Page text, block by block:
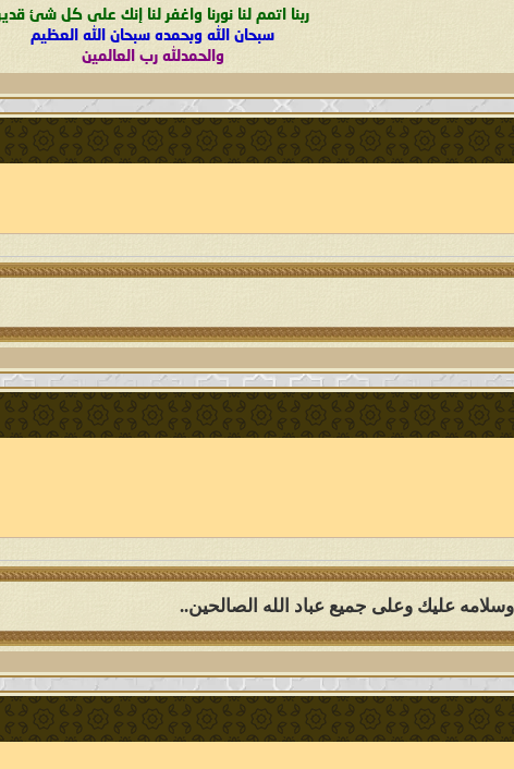
ربنا اتمم لنا نورنا واغفر لنا إنك على كل شئ
سبحان الله وبحمده سبحان الله العظيم
والحمدلله رب العالمين
عليك وعلى جميع عباد الله الصالحين..